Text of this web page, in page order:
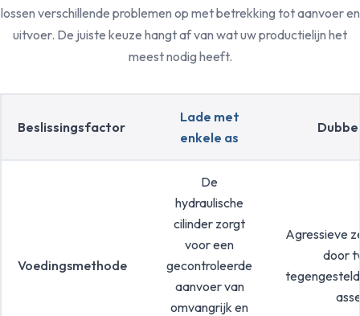
lossen verschillende problemen op met betrekking tot aanvoer en
uitvoer. De juiste keuze hangt af van wat uw productielijn het
meest nodig heeft.
Beslissingsfactor
Lade met
enkele as
Voedingsmethode
De
hydraulische
cilinder zorgt
voor een
gecontroleerde
aanvoer van
omvangrijk en
Agressieve
door